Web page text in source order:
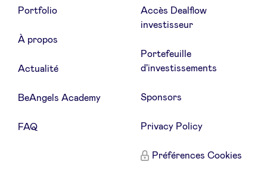
NXT Brussels - Groupe d'investissement
Pooling Services
Sponsors
Portfolio
À propos
Actualité
BeAngels Academy
FAQ
Accès Dealflow
investisseur
Portefeuille
d'investissements
Sponsors
Privacy Policy
Préférences Cookies